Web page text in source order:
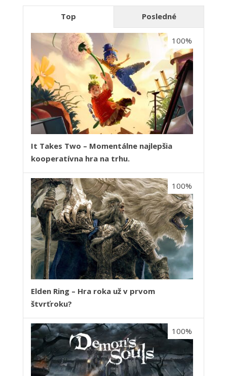
Top Posledné
It Takes Two – Momentálne najlepšia
kooperatívna hra na trhu.
100%
Elden Ring – Hra roka už v prvom
štvrťroku?
100%
100%